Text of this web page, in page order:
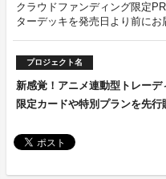
クラウドファンディング限定
ターデッキを発売日より前にお
プロジェクト名
新感覚！アニメ連動型トレーデ
限定カードや特別プランを先行